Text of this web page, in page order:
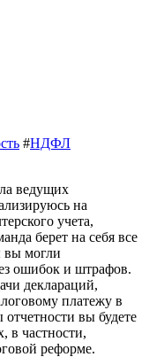
#НДФЛ
ведущих
на
учета,
берет на себя все
вы могли
ошибок и штрафов.
деклараций,
платежу в
вы будете
в частности,
реформе.